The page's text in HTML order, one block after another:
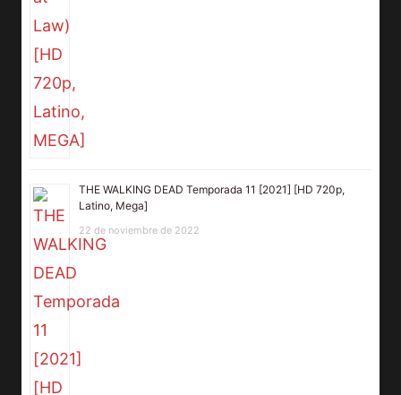
THE WALKING DEAD Temporada 11 [2021] [HD 720p,
Latino, Mega]
22 de noviembre de 2022